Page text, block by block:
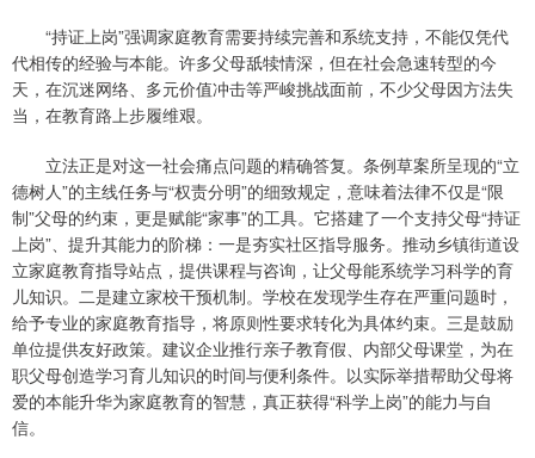
“持证上岗”强调家庭教育需要持续完善和系统支持，不能仅凭代
代相传的经验与本能。许多父母舐犊情深，但在社会急速转型的今
天，在沉迷网络、多元价值冲击等严峻挑战面前，不少父母因方法失
当，在教育路上步履维艰。
立法正是对这一社会痛点问题的精确答复。条例草案所呈现的“立
德树人”的主线任务与“权责分明”的细致规定，意味着法律不仅是“限
制”父母的约束，更是赋能“家事”的工具。它搭建了一个支持父母“持证
上岗”、提升其能力的阶梯：一是夯实社区指导服务。推动乡镇街道设
立家庭教育指导站点，提供课程与咨询，让父母能系统学习科学的育
儿知识。二是建立家校干预机制。学校在发现学生存在严重问题时，
给予专业的家庭教育指导，将原则性要求转化为具体约束。三是鼓励
单位提供友好政策。建议企业推行亲子教育假、内部父母课堂，为在
职父母创造学习育儿知识的时间与便利条件。以实际举措帮助父母将
爱的本能升华为家庭教育的智慧，真正获得“科学上岗”的能力与自
信。